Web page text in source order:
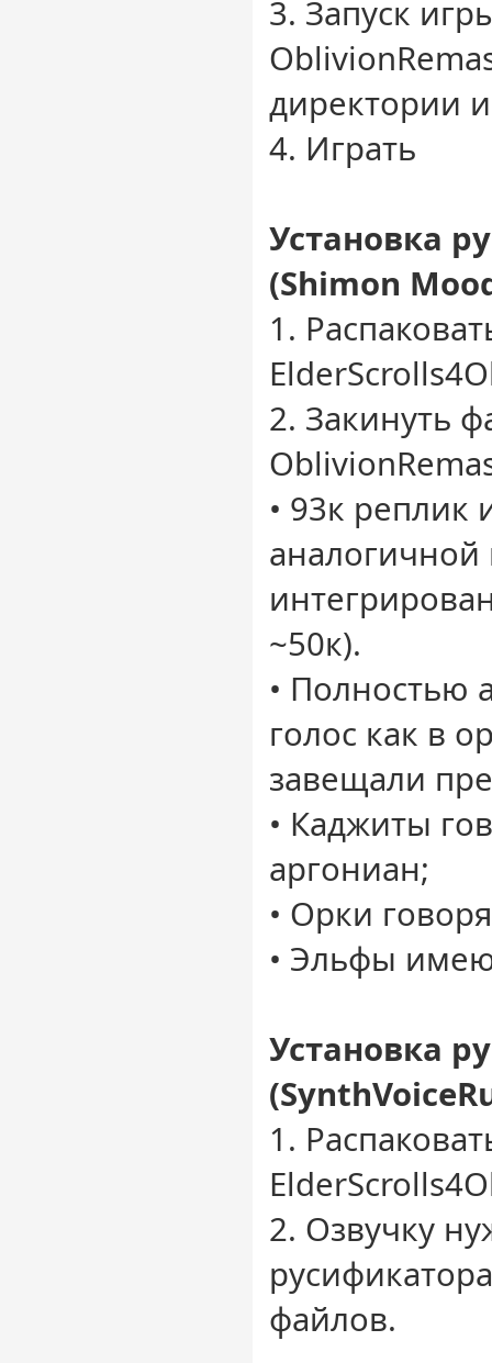
3. Запуск
директории
4. Играть
Установка
(Shimon
1.
2. Закинуть
• 93к реплик
аналогичной
~50к).
• Полностью
голос как в
завещали
• Каджиты
аргониан;
• Орки
• Эльфы
Установка
1.
2. Озвучку
файлов.